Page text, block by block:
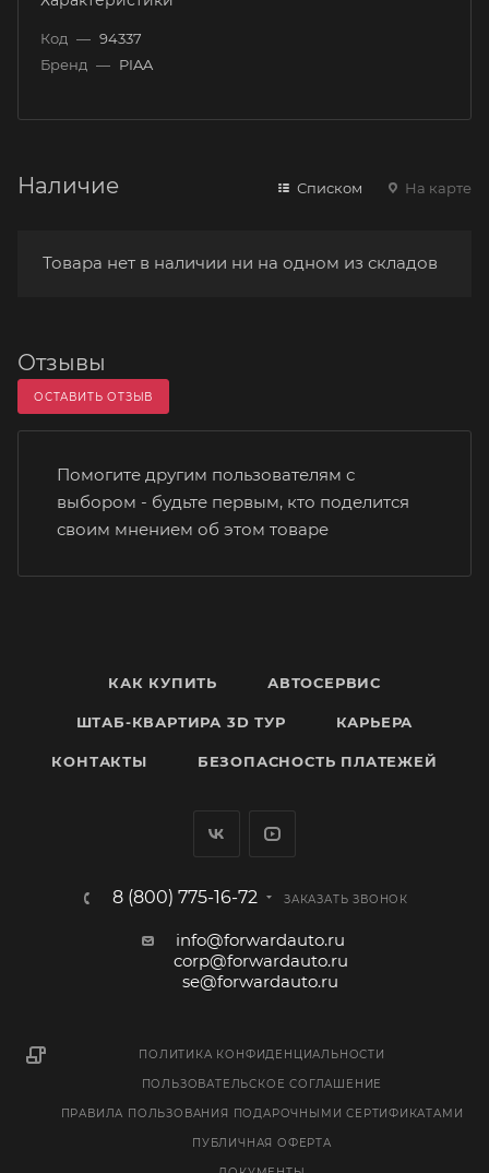
Код — 94337
Бренд — PIAA
Наличие Списком На карте
Товара нет в наличии ни на одном из складов
Отзывы
ОСТАВИТЬ ОТЗЫВ
Помогите другим пользователям с
выбором - будьте первым, кто поделится
своим мнением об этом товаре
КАК КУПИТЬ АВТОСЕРВИС
ШТАБ-КВАРТИРА 3D ТУР КАРЬЕРА
КОНТАКТЫ БЕЗОПАСНОСТЬ ПЛАТЕЖЕЙ
8 (800) 775-16-72 ЗАКАЗАТЬ ЗВОНОК
info@forwardauto.ru
corp@forwardauto.ru
se@forwardauto.ru
ПОЛИТИКА КОНФИДЕНЦИАЛЬНОСТИ
ПОЛЬЗОВАТЕЛЬСКОЕ СОГЛАШЕНИЕ
ПРАВИЛА ПОЛЬЗОВАНИЯ ПОДАРОЧНЫМИ СЕРТИФИКАТАМИ
ПУБЛИЧНАЯ ОФЕРТА